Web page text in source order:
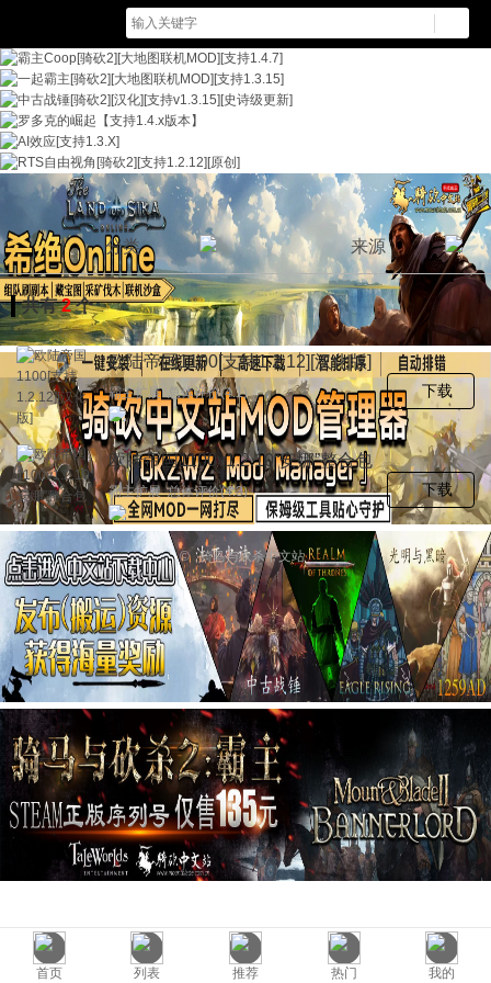
分类 来源
共有2个
欧陆帝国1100[支持1.2.12][汉化版]
霸主扩展 总体评价(4.1) 下载
欧陆帝国1100v1.2.10“安娜”整合包
霸主扩展 总体评价(4.3) 下载
首页 列表 推荐 热门 我的
© 骑马与砍杀中文站